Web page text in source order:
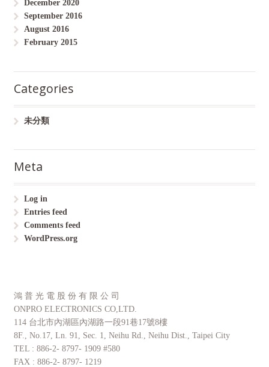
December 2020
September 2016
August 2016
February 2015
Categories
未分類
Meta
Log in
Entries feed
Comments feed
WordPress.org
鴻 普 光 電 股 份 有 限 公 司
ONPRO ELECTRONICS CO,LTD.
114 台北市內湖區內湖路一段91巷17號8樓
8F., No.17, Ln. 91, Sec. 1, Neihu Rd., Neihu Dist., Taipei City
TEL : 886-2- 8797- 1909 #580
FAX : 886-2- 8797- 1219